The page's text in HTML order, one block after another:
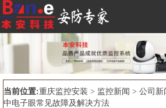
当前位置:重庆监控安装 > 监控新闻 > 公司新
中电子眼常见故障及解决方法